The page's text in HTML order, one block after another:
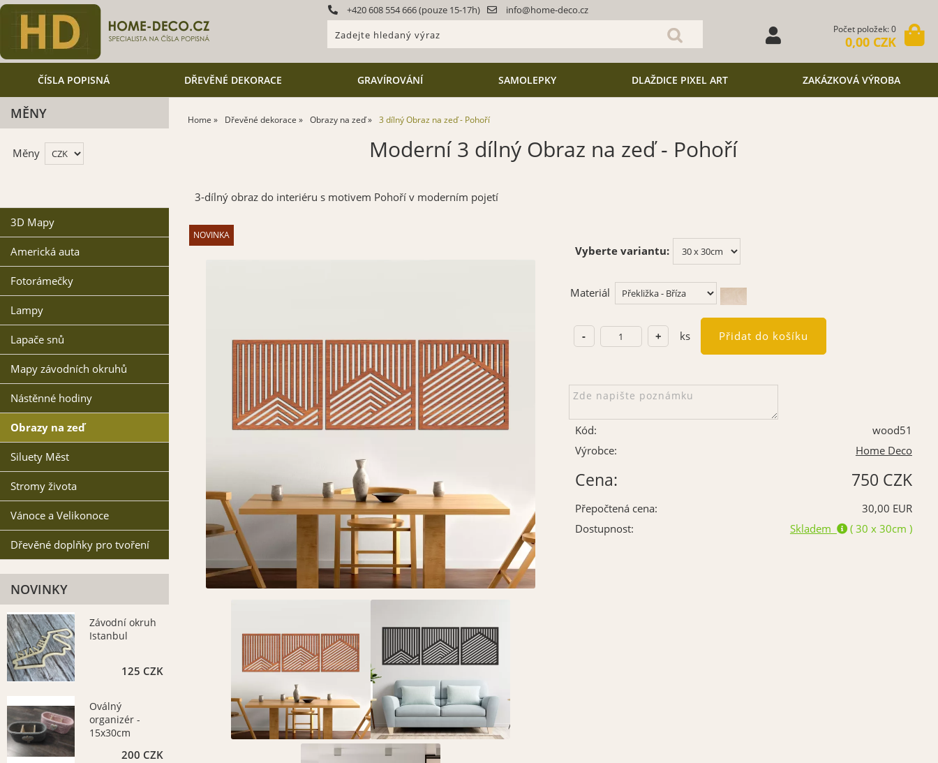
+420 608 554 666 (pouze 15-17h) info@home-deco.cz
Počet položek: 0
0,00 CZK
ČÍSLA POPISNÁ DŘEVĚNÉ DEKORACE GRAVÍROVÁNÍ SAMOLEPKY DLAŽDICE PIXEL ART ZAKÁZKOVÁ VÝROBA
Home Dřevěné dekorace Obrazy na zeď 3 dílný Obraz na zeď - Pohoří
Moderní 3 dílný Obraz na zeď - Pohoří
3-dílný obraz do interiéru s motivem Pohoří v moderním pojetí
Vyberte variantu:
Materiál
ks
Kód:
wood51
Výrobce:
Home Deco
Cena: 750 CZK
Přepočtená cena:
30,00 EUR
Dostupnost:
Skladem ( 30 x 30cm )
MĚNY
Měny
3D Mapy
Americká auta
Fotorámečky
Lampy
Lapače snů
Mapy závodních okruhů
Nástěnné hodiny
Obrazy na zeď
Siluety Měst
Stromy života
Vánoce a Velikonoce
Dřevěné doplňky pro tvoření
NOVINKY
Závodní okruh
Istanbul
125 CZK
Oválný
organizér -
15x30cm
200 CZK